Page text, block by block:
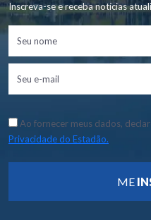
Inscreva-se e receba notícias
Ao fornecer meus dados,
Privacidade do Estadão.
ME